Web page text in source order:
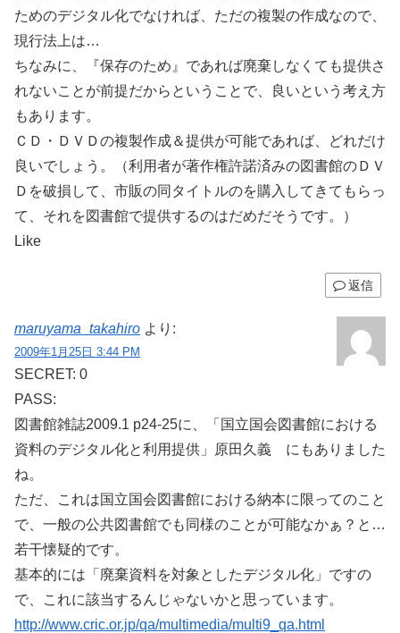
ためのデジタル化でなければ、ただの複製の作成なので、
現行法上は…
ちなみに、『保存のため』であれば廃棄しなくても提供さ
れないことが前提だからということで、良いという考え方
もあります。
ＣＤ・ＤＶＤの複製作成＆提供が可能であれば、どれだけ
良いでしょう。（利用者が著作権許諾済みの図書館のＤＶ
Ｄを破損して、市販の同タイトルのを購入してきてもらっ
て、それを図書館で提供するのはだめだそうです。）
Like
返信
maruyama_takahiro より:
2009年1月25日 3:44 PM
SECRET: 0
PASS:
図書館雑誌2009.1 p24-25に、「国立国会図書館における
資料のデジタル化と利用提供」原田久義 にもありました
ね。
ただ、これは国立国会図書館における納本に限ってのこと
で、一般の公共図書館でも同様のことが可能なかぁ？と…
若干懐疑的です。
基本的には「廃棄資料を対象としたデジタル化」ですの
で、これに該当するんじゃないかと思っています。
http://www.cric.or.jp/qa/multimedia/multi9_qa.html